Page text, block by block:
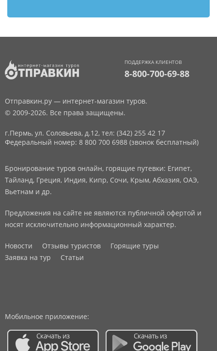
ПОДДЕРЖКА КЛИЕНТОВ
8-800-700-69-88
Отправкин.ру — интернет-магазин туров.
© 2009-2026. Все права защищены.
г.Пермь, ул. Соловьева, д.12, тел: (342) 255 42 17
Федеральный номер: 8 800 700 6988 (звонок бесплатный)
Бронирование туров онлайн, горящие путевки: Египет,
Тайланд, Греция, Индия, Кипр, Сочи, Крым, Абхазия, ОАЭ,
Вьетнам и др.
Предложения на сайте не являются публичной офертой и
носят исключительно информационный характер.
Новости Отзывы туристов
Горящие туры
Заявка на тур
Статьи
Мобильное приложение: